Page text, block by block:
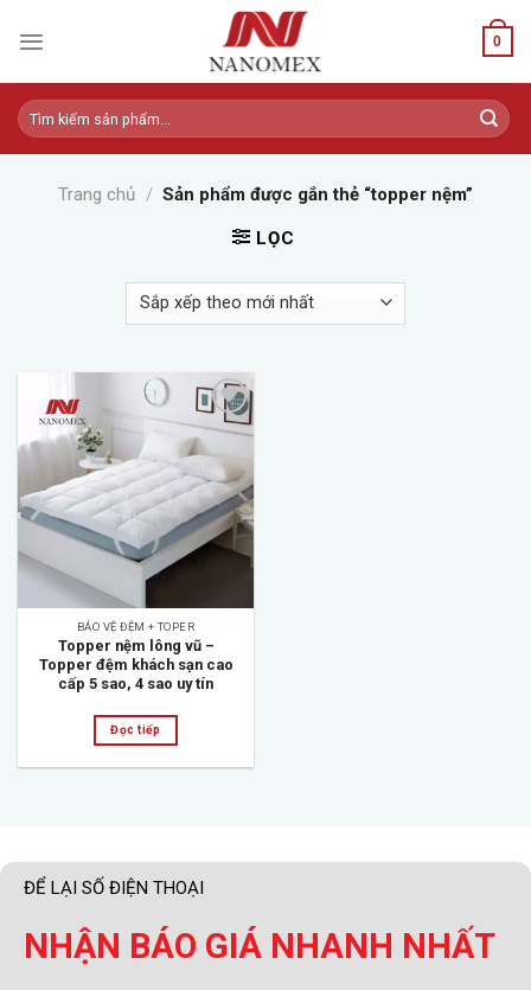
0
Tìm
kiếm:
Trang chủ / Sản phẩm được gắn thẻ “topper nệm”
LỌC
Add to
wishlist
BẢO VỆ ĐỆM + TOPER
Topper nệm lông vũ –
Topper đệm khách sạn cao
cấp 5 sao, 4 sao uy tín
Đọc tiếp
ĐỂ LẠI SỐ ĐIỆN THOẠI
NHẬN BÁO GIÁ NHANH NHẤT